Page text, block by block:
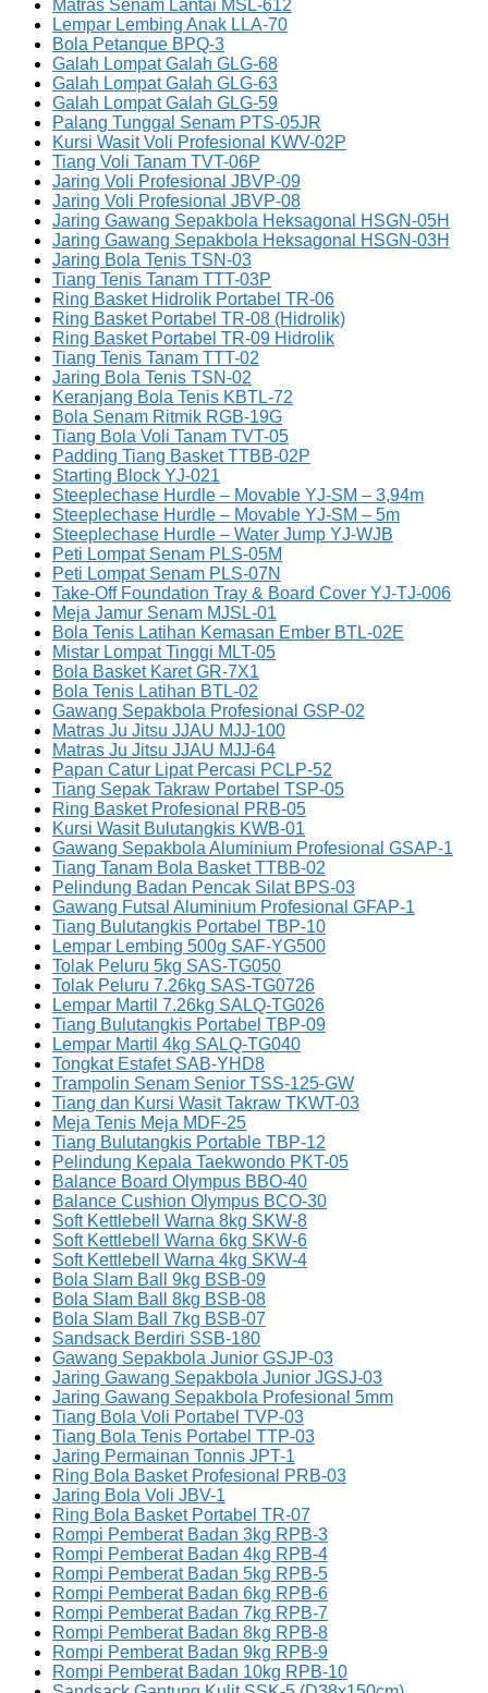
Matras Senam Lantai MSL-612
Lempar Lembing Anak LLA-70
Bola Petanque BPQ-3
Galah Lompat Galah GLG-68
Galah Lompat Galah GLG-63
Galah Lompat Galah GLG-59
Palang Tunggal Senam PTS-05JR
Kursi Wasit Voli Profesional KWV-02P
Tiang Voli Tanam TVT-06P
Jaring Voli Profesional JBVP-09
Jaring Voli Profesional JBVP-08
Jaring Gawang Sepakbola Heksagonal HSGN-05H
Jaring Gawang Sepakbola Heksagonal HSGN-03H
Jaring Bola Tenis TSN-03
Tiang Tenis Tanam TTT-03P
Ring Basket Hidrolik Portabel TR-06
Ring Basket Portabel TR-08 (Hidrolik)
Ring Basket Portabel TR-09 Hidrolik
Tiang Tenis Tanam TTT-02
Jaring Bola Tenis TSN-02
Keranjang Bola Tenis KBTL-72
Bola Senam Ritmik RGB-19G
Tiang Bola Voli Tanam TVT-05
Padding Tiang Basket TTBB-02P
Starting Block YJ-021
Steeplechase Hurdle – Movable YJ-SM – 3,94m
Steeplechase Hurdle – Movable YJ-SM – 5m
Steeplechase Hurdle – Water Jump YJ-WJB
Peti Lompat Senam PLS-05M
Peti Lompat Senam PLS-07N
Take-Off Foundation Tray & Board Cover YJ-TJ-006
Meja Jamur Senam MJSL-01
Bola Tenis Latihan Kemasan Ember BTL-02E
Mistar Lompat Tinggi MLT-05
Bola Basket Karet GR-7X1
Bola Tenis Latihan BTL-02
Gawang Sepakbola Profesional GSP-02
Matras Ju Jitsu JJAU MJJ-100
Matras Ju Jitsu JJAU MJJ-64
Papan Catur Lipat Percasi PCLP-52
Tiang Sepak Takraw Portabel TSP-05
Ring Basket Profesional PRB-05
Kursi Wasit Bulutangkis KWB-01
Gawang Sepakbola Aluminium Profesional GSAP-1
Tiang Tanam Bola Basket TTBB-02
Pelindung Badan Pencak Silat BPS-03
Gawang Futsal Aluminium Profesional GFAP-1
Tiang Bulutangkis Portabel TBP-10
Lempar Lembing 500g SAF-YG500
Tolak Peluru 5kg SAS-TG050
Tolak Peluru 7.26kg SAS-TG0726
Lempar Martil 7.26kg SALQ-TG026
Tiang Bulutangkis Portabel TBP-09
Lempar Martil 4kg SALQ-TG040
Tongkat Estafet SAB-YHD8
Trampolin Senam Senior TSS-125-GW
Tiang dan Kursi Wasit Takraw TKWT-03
Meja Tenis Meja MDF-25
Tiang Bulutangkis Portable TBP-12
Pelindung Kepala Taekwondo PKT-05
Balance Board Olympus BBO-40
Balance Cushion Olympus BCO-30
Soft Kettlebell Warna 8kg SKW-8
Soft Kettlebell Warna 6kg SKW-6
Soft Kettlebell Warna 4kg SKW-4
Bola Slam Ball 9kg BSB-09
Bola Slam Ball 8kg BSB-08
Bola Slam Ball 7kg BSB-07
Sandsack Berdiri SSB-180
Gawang Sepakbola Junior GSJP-03
Jaring Gawang Sepakbola Junior JGSJ-03
Jaring Gawang Sepakbola Profesional 5mm
Tiang Bola Voli Portabel TVP-03
Tiang Bola Tenis Portabel TTP-03
Jaring Permainan Tonnis JPT-1
Ring Bola Basket Profesional PRB-03
Jaring Bola Voli JBV-1
Ring Bola Basket Portabel TR-07
Rompi Pemberat Badan 3kg RPB-3
Rompi Pemberat Badan 4kg RPB-4
Rompi Pemberat Badan 5kg RPB-5
Rompi Pemberat Badan 6kg RPB-6
Rompi Pemberat Badan 7kg RPB-7
Rompi Pemberat Badan 8kg RPB-8
Rompi Pemberat Badan 9kg RPB-9
Rompi Pemberat Badan 10kg RPB-10